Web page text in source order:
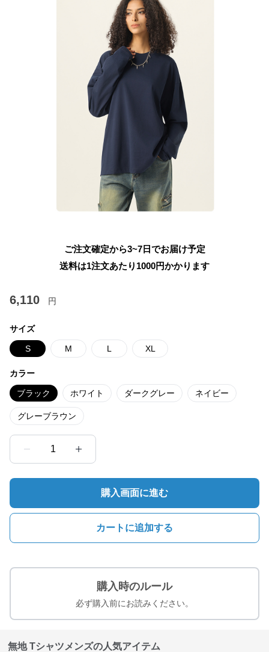
ご注文確定から3~7日でお届け予定
送料は1注文あたり 1000円かかります
6,110 円
サイズ
S M L XL
カラー
ブラック ホワイト ダークグレー ネイビー
グレーブラウン
1
購入画面に進む
カートに追加する
購入時のルール
必ず購入前にお読みください。
無地 Tシャツメンズの人気アイテム